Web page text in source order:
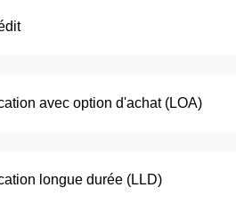
avec option d'achat (LOA)
longue durée (LLD)